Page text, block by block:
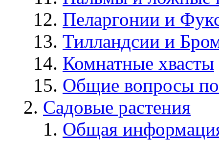
Пеларгонии и
Тилландсии и
Комнатные хвасты
Общие вопросы
Садовые растения
Общая